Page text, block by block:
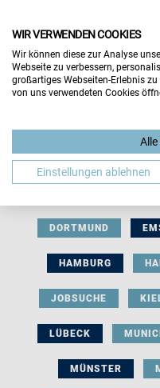
BERUFLICHE
DORTMUND
HAMBURG
JOBSUCHE
LÜBECK
MÜNSTER
WIR VERWENDEN COOKIES
Wir können diese zur Analyse
Webseite zu verbessern,
großartiges Webseiten-Erlebnis
von uns verwendeten Cookies
Einstellungen ablehnen